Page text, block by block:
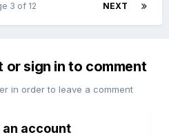
NEXT
3 of 12
or sign in to comment
in order to leave a comment
an account